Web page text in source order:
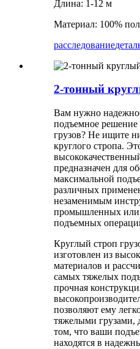
Длина: 1-12 м
Материал: 100%
расследование
2-тонный
Вам нужно
подъемное
грузов? Не ищите
круглого стропа.
предназначен для
максимальной
различных
незаменимым
промышленных или
подъемных
Круглый строп
изготовлен из
материалов и
самых тяжелых
прочная
позволяют ему
тяжелыми грузами,
том, что ваши
находятся в